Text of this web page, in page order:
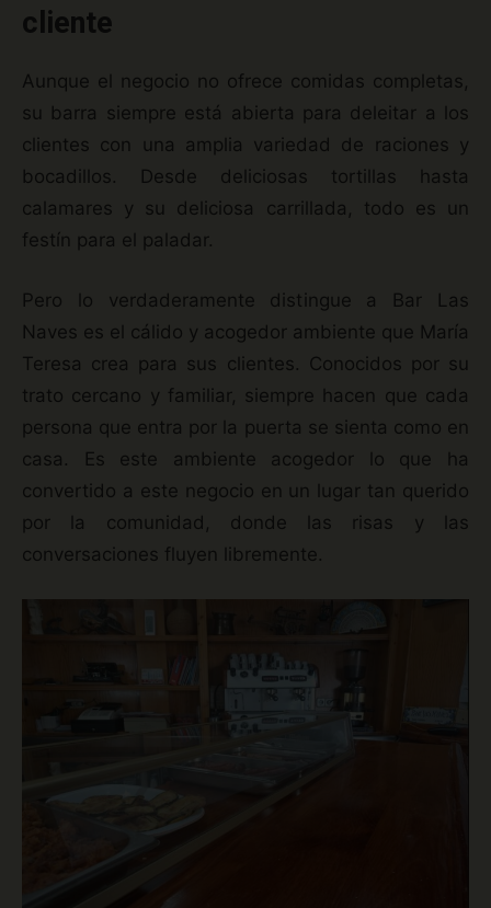
cliente
Aunque el negocio no ofrece comidas completas,
su barra siempre está abierta para deleitar a los
clientes con una amplia variedad de raciones y
bocadillos. Desde deliciosas tortillas hasta
calamares y su deliciosa carrillada, todo es un
festín para el paladar.
Pero lo verdaderamente distingue a Bar Las
Naves es el cálido y acogedor ambiente que María
Teresa crea para sus clientes. Conocidos por su
trato cercano y familiar, siempre hacen que cada
persona que entra por la puerta se sienta como en
casa. Es este ambiente acogedor lo que ha
convertido a este negocio en un lugar tan querido
por la comunidad, donde las risas y las
conversaciones fluyen libremente.